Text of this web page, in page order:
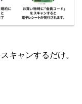
キャンするだけ。